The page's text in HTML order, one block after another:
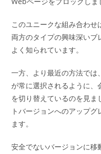
このユニークな組み合わ
両方のタイプの興味深いブ
よく知られています。
一方、より最近の方法では
が常に選択されるように、
を切り替えているのを見ま
トバージョンへのアップ
ます。
安全でないバージョンに移